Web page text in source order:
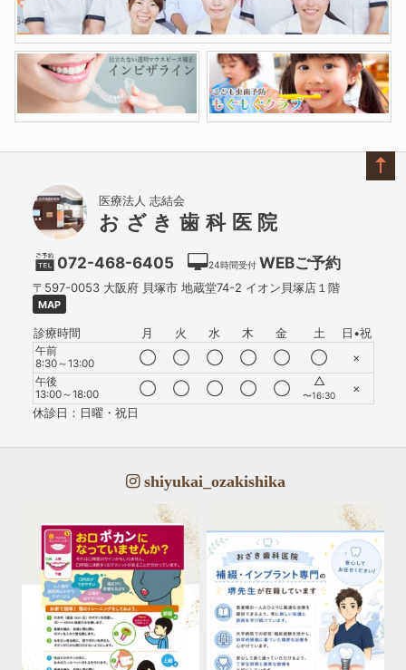
医療法人 志結会
おざき歯科医院
072-468-6405 24時間受付 WEBご予約
〒597-0053 大阪府 貝塚市 地蔵堂74-2 イオン貝塚店１階
MAP
診療時間 月 火 水 木 金 土 日•祝
午前
8:30～13:00
◯ ◯ ◯ ◯ ◯ ◯ ×
午後
13:00～18:00
◯ ◯ ◯ ◯ ◯ △
〜16:30
×
休診日：日曜・祝日
shiyukai_ozakishika